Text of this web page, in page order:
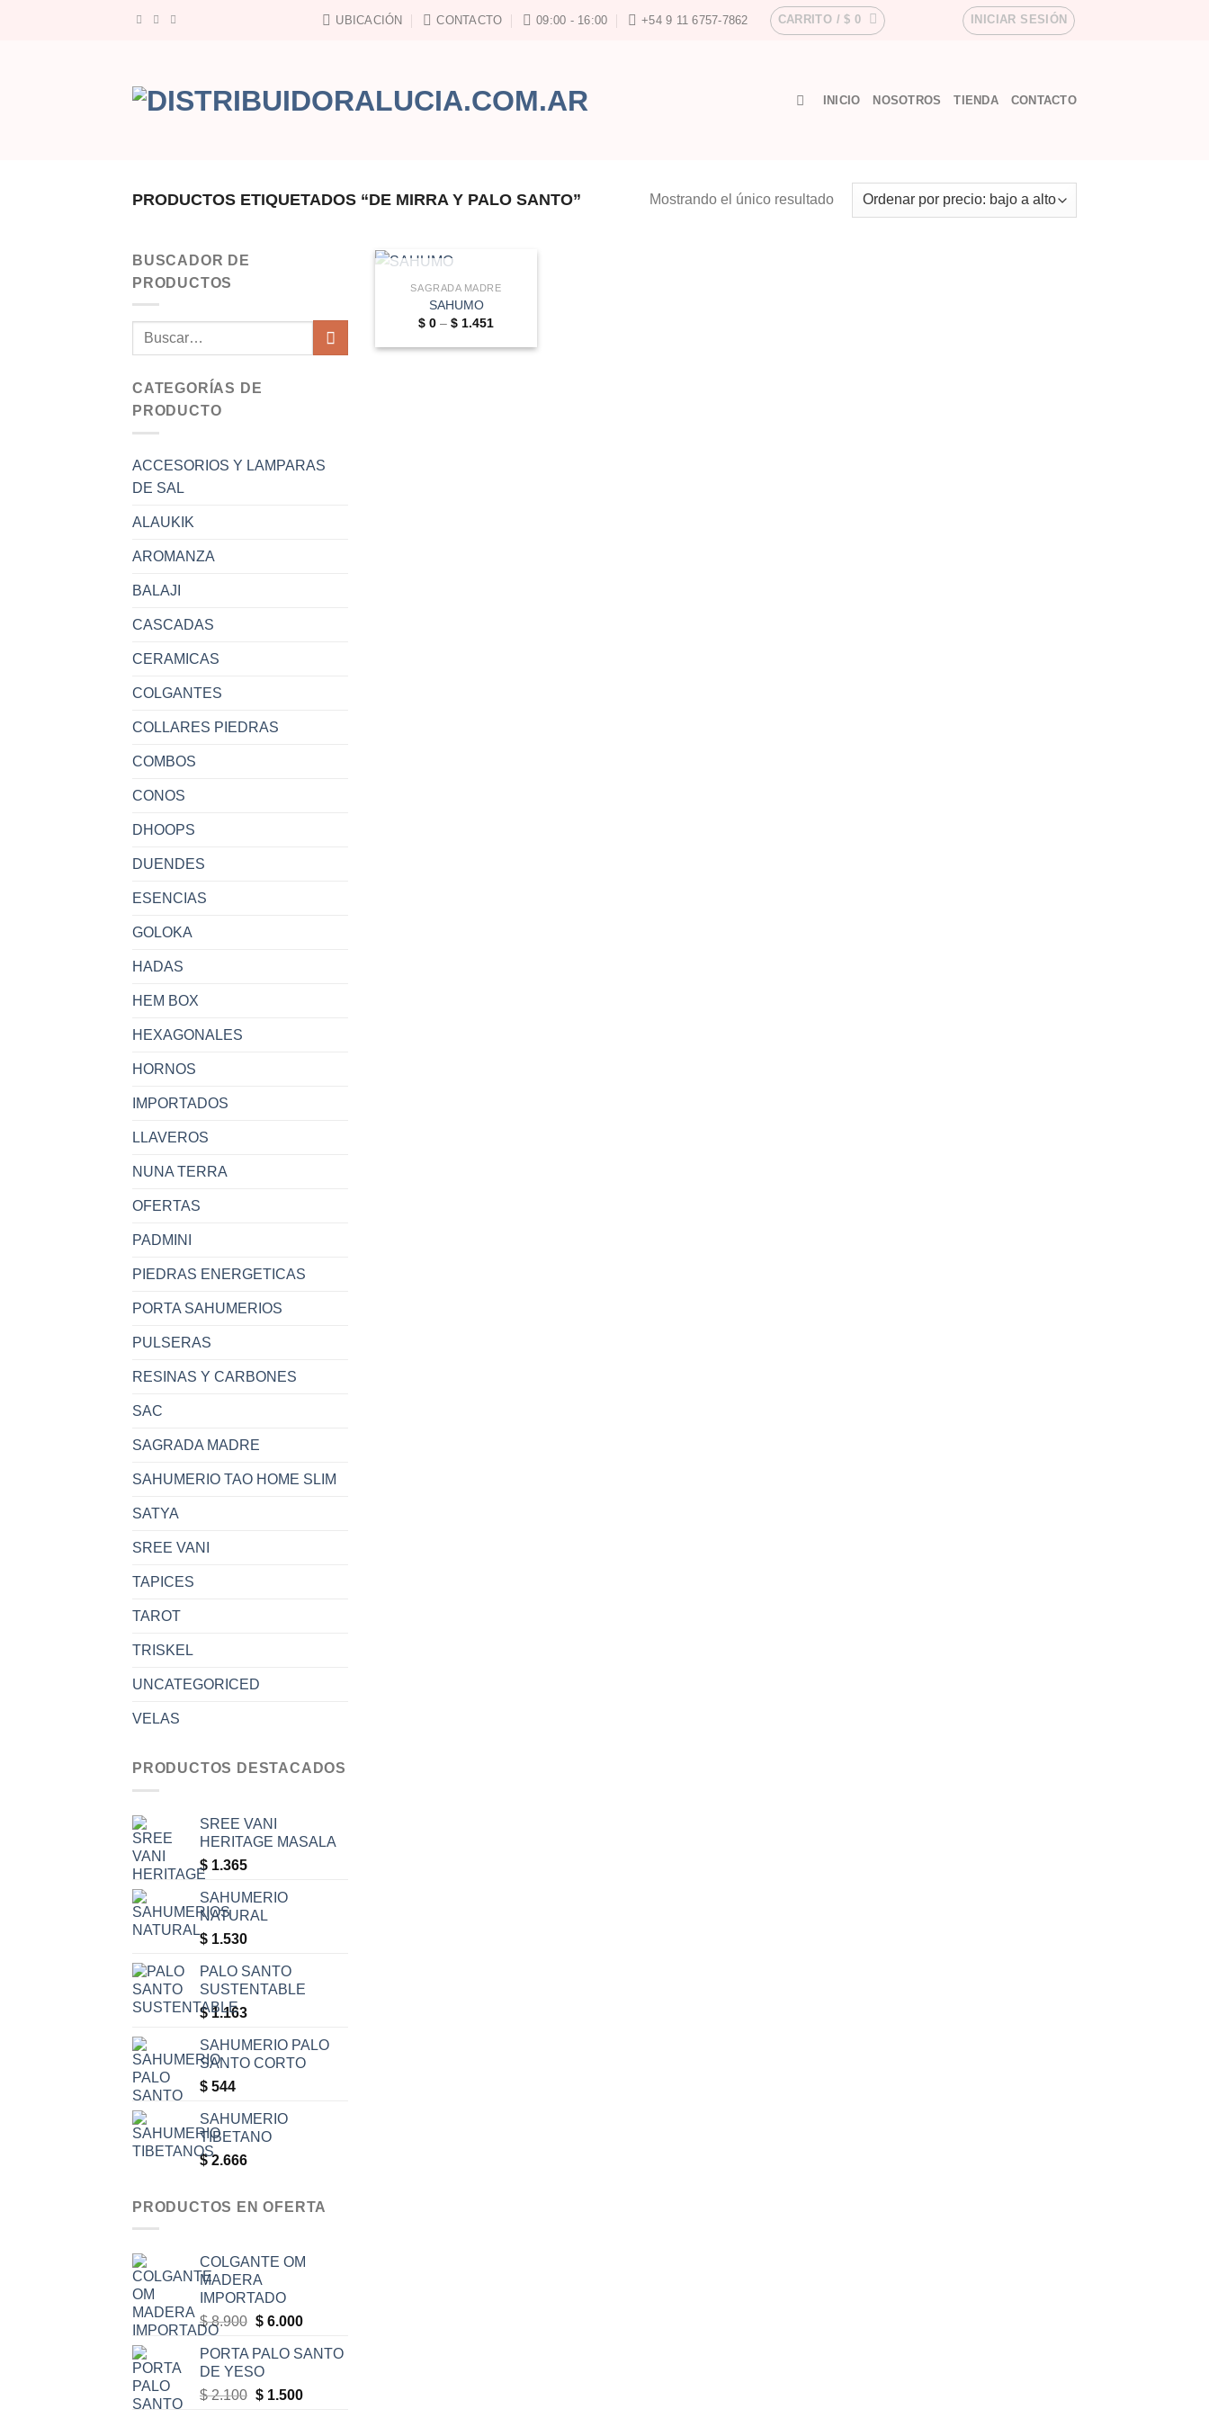
UBICACIÓN CONTACTO 09:00 - 16:00 +54 9 11 6757-7862 CARRITO /$ 0 INICIAR SESIÓN
INICIO NOSOTROS TIENDA CONTACTO
PRODUCTOS ETIQUETADOS “DE MIRRA Y PALO SANTO” Mostrando el único resultado
BUSCADOR DE
PRODUCTOS
Buscar
CATEGORÍAS DE
PRODUCTO
ACCESORIOS Y LAMPARAS
DE SAL
ALAUKIK
AROMANZA
BALAJI
CASCADAS
CERAMICAS
COLGANTES
COLLARES PIEDRAS
COMBOS
CONOS
DHOOPS
DUENDES
ESENCIAS
GOLOKA
HADAS
HEM BOX
HEXAGONALES
HORNOS
IMPORTADOS
LLAVEROS
NUNA TERRA
OFERTAS
PADMINI
PIEDRAS ENERGETICAS
PORTA SAHUMERIOS
PULSERAS
RESINAS Y CARBONES
SAC
SAGRADA MADRE
SAHUMERIO TAO HOME SLIM
SATYA
SREE VANI
TAPICES
TAROT
TRISKEL
UNCATEGORICED
VELAS
PRODUCTOS DESTACADOS
SREE VANI
HERITAGE MASALA
$ 1.365
SAHUMERIO
NATURAL
$ 1.530
PALO SANTO
SUSTENTABLE
$1.163
SAHUMERIO PALO
SANTO CORTO
$ 544
SAHUMERIO
TIBETANO
$2.666
PRODUCTOS EN OFERTA
COLGANTE OM
MADERA
IMPORTADO
$8.900 Original
was:
$ 8.900.
$6.000Current
is:
PORTA PALO SANTO
DE YESO
$2.100 Original
$1.500Current
AGOTADO
SAGRADA MADRE
SAHUMO
$ 0 – $ 1.451Price
$ 0